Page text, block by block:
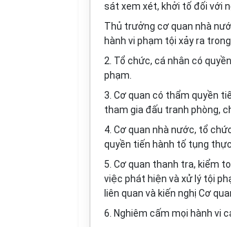
sát xem xét, khởi tố đối với
Thủ trưởng cơ quan nhà
hành vi phạm tội xảy ra
2. Tổ chức, cá nhân có
phạm.
3. Cơ quan có thẩm quyền
tham gia đấu tranh phòng,
4. Cơ quan nhà nước, tổ
quyền tiến hành tố tụng
5. Cơ quan thanh tra, kiểm
việc phát hiện và xử lý tội
liên quan và kiến nghị Cơ
6. Nghiêm cấm mọi hành vi